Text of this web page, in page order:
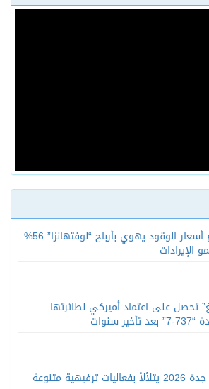
ارتفاع أسعار الوقود يهوي بأرباح “لوفتهانزا” 56%
الإيرادات
تحصل على اعتماد أميركي لطائرتها
سنوات
ترفيهية متنوعة